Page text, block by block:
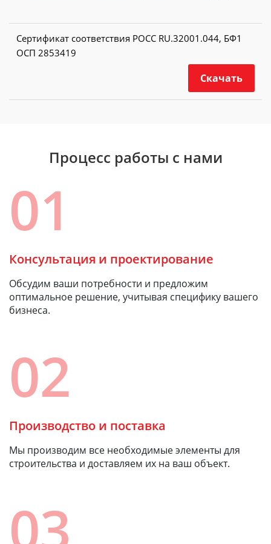
Сертификат соответствия РОСС RU.32001.044, БФ1
ОСП 2853419
Скачать
Процесс работы с нами
01
Консультация и проектирование
Обсудим ваши потребности и предложим
оптимальное решение, учитывая специфику вашего
бизнеса.
02
Производство и поставка
Мы производим все необходимые элементы для
строительства и доставляем их на ваш объект.
03